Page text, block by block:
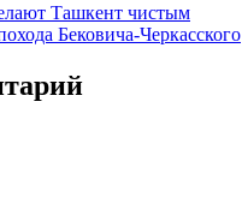
Ташкент чистым
Бековича-Черкасского